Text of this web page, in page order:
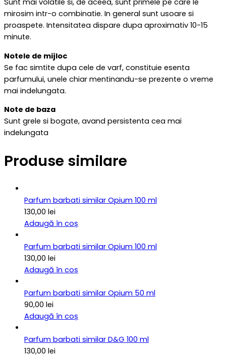
Sunt mai volatile si, de aceea, sunt primele pe care le
mirosim intr-o combinatie. In general sunt usoare si
proaspete. Intensitatea dispare dupa aproximativ 10-15
minute.
Notele de mijloc
Se fac simtite dupa cele de varf, constituie esenta
parfumului, unele chiar mentinandu-se prezente o vreme
mai indelungata.
Note de baza
Sunt grele si bogate, avand persistenta cea mai
indelungata
Produse similare
Parfum barbati similar Opium 100 ml
130,00 lei
Adaugă în coș
Parfum barbati similar Opium 100 ml
130,00 lei
Adaugă în coș
Parfum barbati similar Opium 50 ml
90,00 lei
Adaugă în coș
Parfum barbati similar D&G 100 ml
130,00 lei